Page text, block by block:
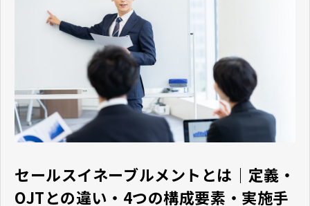
導入事例
お役立ちブログ
セミナー
コラム
セールスイネーブルメントとは｜定義・
OJTとの違い・4つの構成要素・実施手